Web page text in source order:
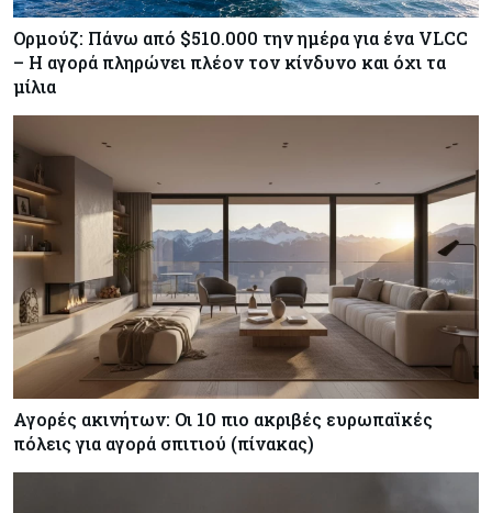
Ορμούζ: Πάνω από $510.000 την ημέρα για ένα VLCC
– Η αγορά πληρώνει πλέον τον κίνδυνο και όχι τα
μίλια
Αγορές ακινήτων: Οι 10 πιο ακριβές ευρωπαϊκές
πόλεις για αγορά σπιτιού (πίνακας)